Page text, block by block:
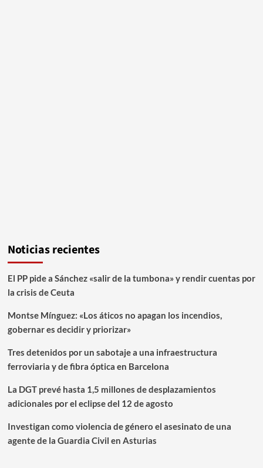
Noticias recientes
El PP pide a Sánchez «salir de la tumbona» y rendir cuentas por
la crisis de Ceuta
Montse Mínguez: «Los áticos no apagan los incendios,
gobernar es decidir y priorizar»
Tres detenidos por un sabotaje a una infraestructura
ferroviaria y de fibra óptica en Barcelona
La DGT prevé hasta 1,5 millones de desplazamientos
adicionales por el eclipse del 12 de agosto
Investigan como violencia de género el asesinato de una
agente de la Guardia Civil en Asturias